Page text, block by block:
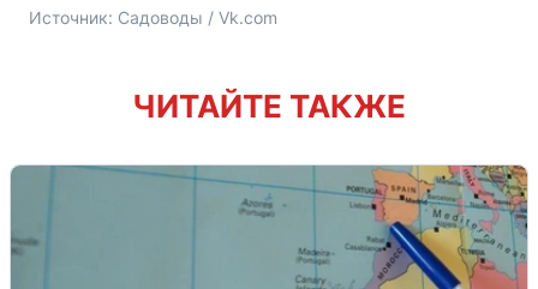
Источник: Садоводы / Vk.com
ЧИТАЙТЕ ТАКЖЕ